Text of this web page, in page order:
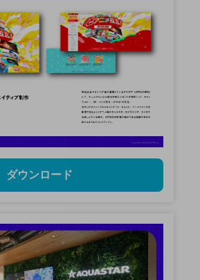
ダウンロード